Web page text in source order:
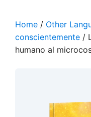
Home / Other
conscientemente /
humano al